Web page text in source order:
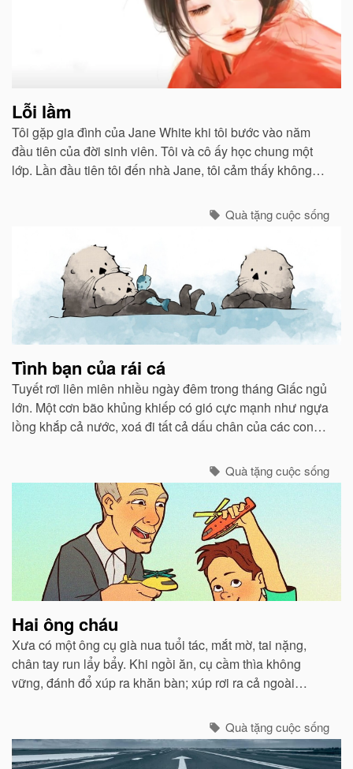
Lỗi lầm
Tôi gặp gia đình của Jane White khi tôi bước vào năm
đầu tiên của đời sinh viên. Tôi và cô ấy học chung một
lớp. Lần đầu tiên tôi đến nhà Jane, tôi cảm thấy không
Quà tặng cuộc sống
Tình bạn của rái cá
Tuyết rơi liên miên nhiều ngày đêm trong tháng Giấc ngủ
lớn. Một cơn bão khủng khiếp có gió cực mạnh như ngựa
lồng khắp cả nước, xoá đi tất cả dấu chân của các con
Quà tặng cuộc sống
Hai ông cháu
Xưa có một ông cụ già nua tuổi tác, mắt mờ, tai nặng,
chân tay run lẩy bẩy. Khi ngồi ăn, cụ cầm thìa không
vững, đánh đổ xúp ra khăn bàn; xúp rơi ra cả ngoài
Quà tặng cuộc sống